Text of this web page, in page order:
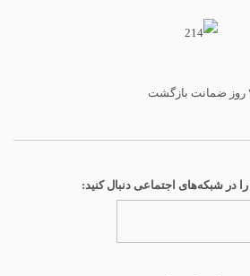
در شبکه‌های اجتماعی دنبال کنید: